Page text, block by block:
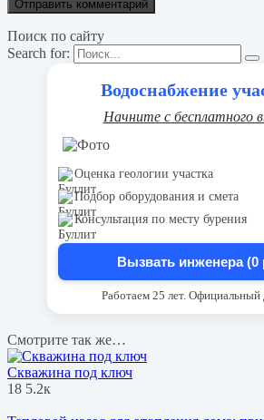
Поиск по сайту
Search for:
Водоснабжение
Начните с бесплатного
Оценка геологии участка
Подбор оборудования и смета
Консультация по месту бурения
Вызвать инженера (0
Работаем 25 лет. Официальный
Смотрите так же…
Скважина под ключ
18 5.2к